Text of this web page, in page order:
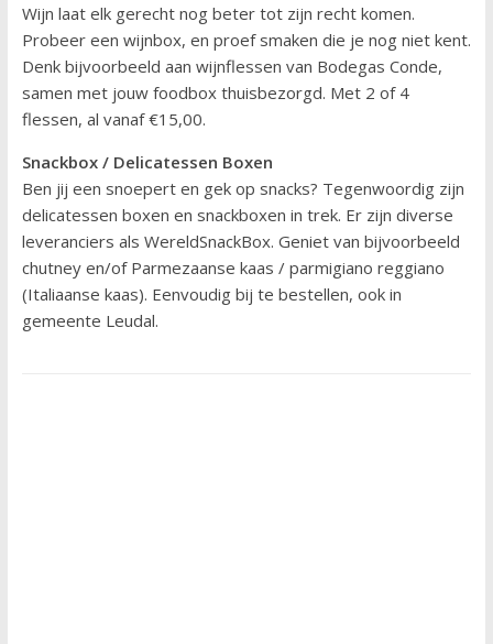
Wijn laat elk gerecht nog beter tot zijn recht komen.
Probeer een wijnbox, en proef smaken die je nog niet kent.
Denk bijvoorbeeld aan wijnflessen van Bodegas Conde,
samen met jouw foodbox thuisbezorgd. Met 2 of 4
flessen, al vanaf €15,00.
Snackbox / Delicatessen Boxen
Ben jij een snoepert en gek op snacks? Tegenwoordig zijn
delicatessen boxen en snackboxen in trek. Er zijn diverse
leveranciers als WereldSnackBox. Geniet van bijvoorbeeld
chutney en/of Parmezaanse kaas / parmigiano reggiano
(Italiaanse kaas). Eenvoudig bij te bestellen, ook in
gemeente Leudal.